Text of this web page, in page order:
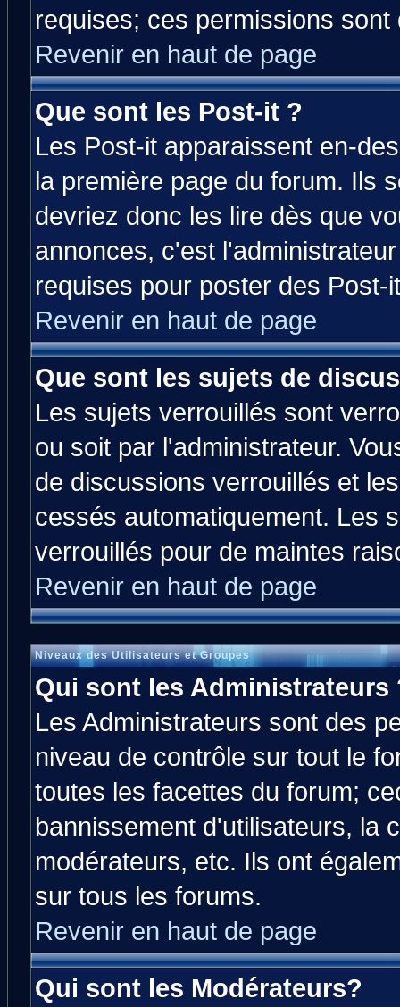
requises; ces permissions
Revenir en haut de page
Que sont les Post-it ?
Les Post-it apparaissent en-
la première page du forum. Ils
devriez donc les lire dès que
annonces, c'est
requises pour poster des Post-
Revenir en haut de page
Que sont les sujets de
Les sujets verrouillés sont
ou soit par l'administrateur.
de discussions verrouillés et
cessés automatiquement. Les
verrouillés pour de maintes
Revenir en haut de page
Niveaux des Utilisateurs et Groupes
Qui sont les Administrateurs
Les Administrateurs sont des
niveau de contrôle sur tout le
toutes les facettes du forum;
bannissement d'utilisateurs, la
modérateurs, etc. Ils ont
sur tous les forums.
Revenir en haut de page
Qui sont les Modérateurs?